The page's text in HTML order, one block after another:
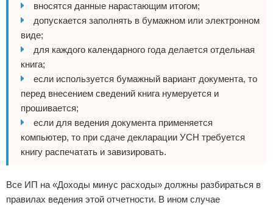
вносятся данные нарастающим итогом;
допускается заполнять в бумажном или электронном
виде;
для каждого календарного года делается отдельная
книга;
если используется бумажный вариант документа, то
перед внесением сведений книга нумеруется и
прошивается;
если для ведения документа применяется
компьютер, то при сдаче декларации УСН требуется
книгу распечатать и завизировать.
Все ИП на «Доходы минус расходы» должны разбираться в
правилах ведения этой отчетности. В ином случае